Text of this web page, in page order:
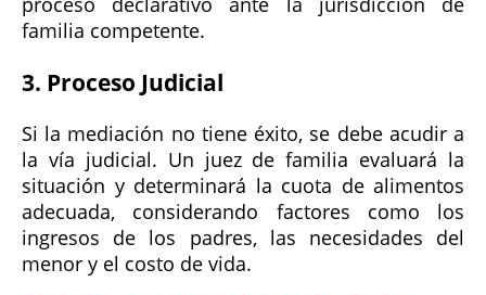
familia competente.
3. Proceso Judicial
Si la mediación no tiene éxito, se debe acudir a
la vía judicial. Un juez de familia evaluará la
situación y determinará la cuota de alimentos
adecuada, considerando factores como los
ingresos de los padres, las necesidades del
menor y el costo de vida.